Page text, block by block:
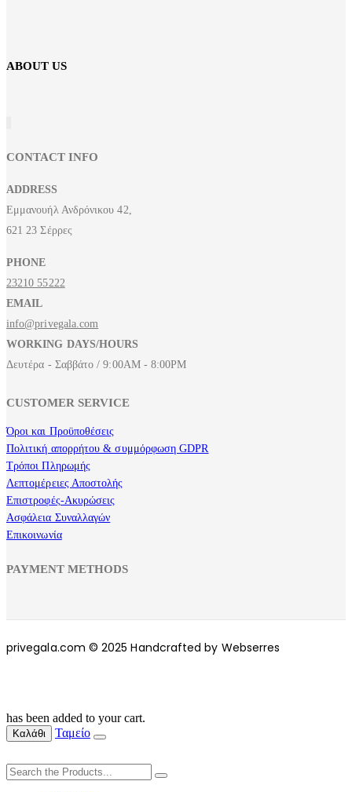
ABOUT US
CONTACT INFO
ADDRESS
Εμμανουήλ Ανδρόνικου 42,
621 23 Σέρρες
PHONE
23210 55222
EMAIL
info@privegala.com
WORKING DAYS/HOURS
Δευτέρα - Σαββάτο / 9:00AM - 8:00PM
CUSTOMER SERVICE
Όροι και Προϋποθέσεις
Πολιτική απορρήτου & συμμόρφωση GDPR
Τρόποι Πληρωμής
Λεπτομέρειες Αποστολής
Επιστροφές-Ακυρώσεις
Ασφάλεια Συναλλαγών
Επικοινωνία
PAYMENT METHODS
privegala.com © 2025 Handcrafted by Webserres
has been added to your cart.
Καλάθι Ταμείο